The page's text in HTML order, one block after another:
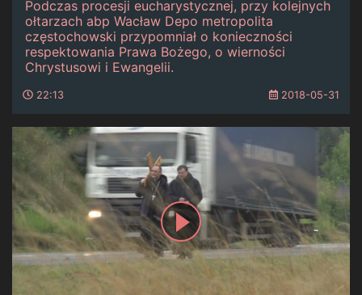
Podczas procesji eucharystycznej, przy kolejnych
ołtarzach abp Wacław Depo metropolita
częstochowski przypomniał o konieczności
respektowania Prawa Bożego, o wierności
Chrystusowi i Ewangelii.
22:13 2018-05-31